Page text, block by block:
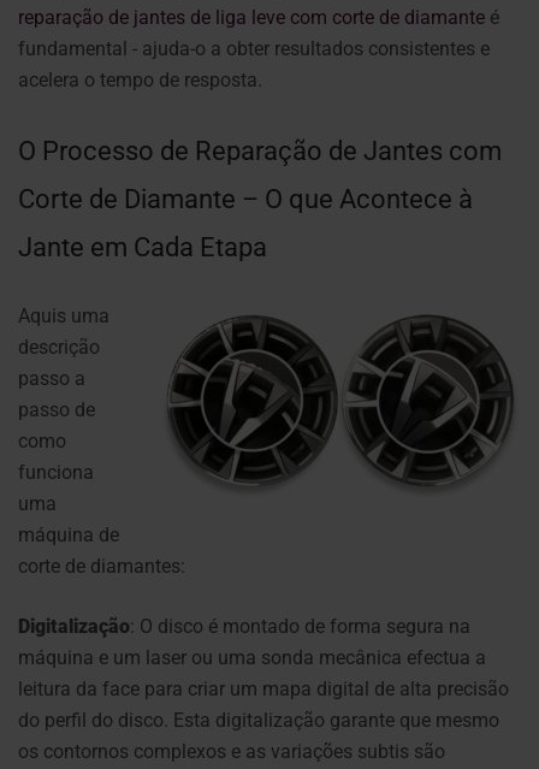
reparação de jantes de liga leve com corte de diamante é
fundamental - ajuda-o a obter resultados consistentes e
acelera o tempo de resposta.
O Processo de Reparação de Jantes com
Corte de Diamante – O que Acontece à
Jante em Cada Etapa
Aquis uma
descrição
passo a
passo de
como
funciona
uma
máquina de
corte de diamantes:
Digitalização: O disco é montado de forma segura na
máquina e um laser ou uma sonda mecânica efectua a
leitura da face para criar um mapa digital de alta precisão
do perfil do disco. Esta digitalização garante que mesmo
os contornos complexos e as variações subtis são